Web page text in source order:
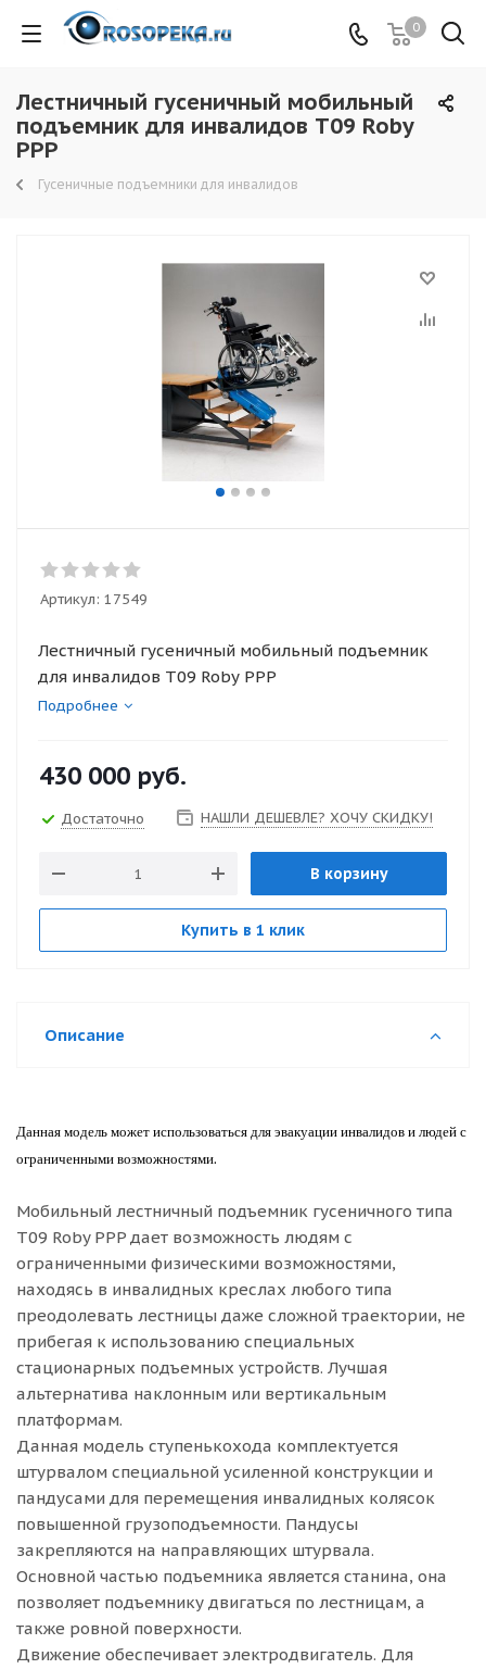
0
Лестничный гусеничный мобильный
подъемник для инвалидов Т09 Roby
PPP
Гусеничные подъемники для инвалидов
Артикул: 17549
Лестничный гусеничный мобильный подъемник
для инвалидов Т09 Roby PPP
Подробнее
430 000 руб.
Достаточно НАШЛИ ДЕШЕВЛЕ? ХОЧУ СКИДКУ!
В корзину
Купить в 1 клик
Описание
Данная модель может использоваться для эвакуации инвалидов и людей с
ограниченными возможностями.
Мобильный лестничный подъемник гусеничного типа
Т09 Roby PPP дает возможность людям с
ограниченными физическими возможностями,
находясь в инвалидных креслах любого типа
преодолевать лестницы даже сложной траектории, не
прибегая к использованию специальных
стационарных подъемных устройств. Лучшая
альтернатива наклонным или вертикальным
платформам.
Данная модель ступенькохода комплектуется
штурвалом специальной усиленной конструкции и
пандусами для перемещения инвалидных колясок
повышенной грузоподъемности. Пандусы
закрепляются на направляющих штурвала.
Основной частью подъемника является станина, она
позволяет подъемнику двигаться по лестницам, а
также ровной поверхности.
Движение обеспечивает электродвигатель. Для